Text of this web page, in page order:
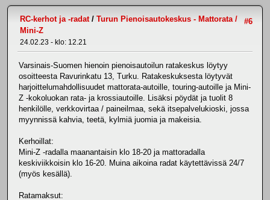
#6
RC-kerhot ja -radat/ Turun Pienoisautokeskus - Mattorata /
Mini-Z
24.02.23 - klo: 12.21
Varsinais-Suomen hienoin pienoisautoilun ratakeskus löytyy
osoitteesta Ravurinkatu 13, Turku. Ratakeskuksesta löytyvät
harjoittelumahdollisuudet mattorata-autoille, touring-autoille ja Mini-
Z -kokoluokan rata- ja krossiautoille. Lisäksi pöydät ja tuolit 8
henkilölle, verkkovirtaa / paineilmaa, sekä itsepalvelukioski, jossa
myynnissä kahvia, teetä, kylmiä juomia ja makeisia.
Kerhoillat:
Mini-Z -radalla maanantaisin klo 18-20 ja mattoradalla
keskiviikkoisin klo 16-20. Muina aikoina radat käytettävissä 24/7
(myös kesällä).
Ratamaksut: